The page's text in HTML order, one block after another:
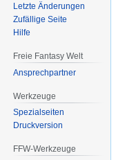
Letzte Änderungen
Zufällige Seite
Hilfe
Freie Fantasy Welt
Ansprechpartner
Werkzeuge
Spezialseiten
Druckversion
FFW-Werkzeuge